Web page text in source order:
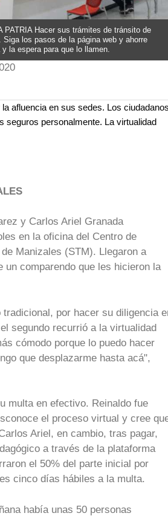
PATRIA Hacer sus trámites de tránsito de
los pasos de la página web y ahorre
la espera para que lo llamen.
afluencia en sus sedes. Los
seguros personalmente. La virtualidad
y Carlos Ariel Granada
en la oficina del Centro de
Manizales (STM). Llegaron a
un comparendo que les hicieron la
por hacer su diligencia
segundo recurrió a la virtualidad
cómodo porque lo puedo hacer
que desplazarme hasta acá",
multa en efectivo. Reinaldo fue
el proceso virtual y cree
Ariel, en cambio, tras pagar,
a través de la plataforma
el 50% del parte inicial por
cinco días hábiles a la multa.
había unas 50 personas